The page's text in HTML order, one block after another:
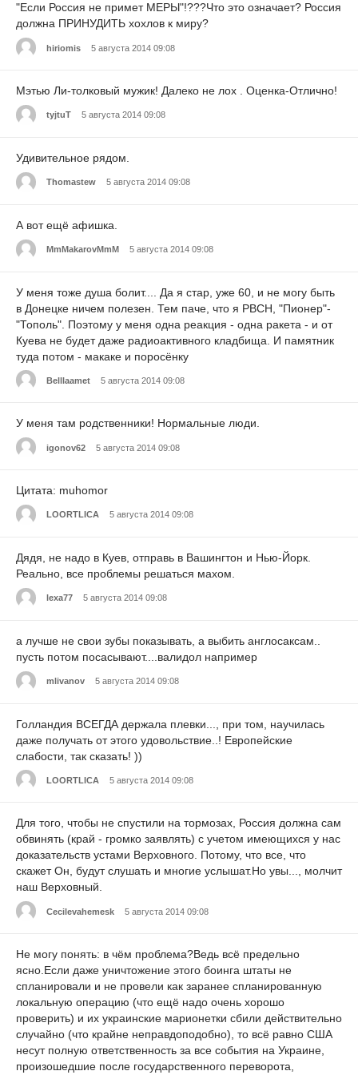
"Если Россия не примет МЕРЫ"!???Что это означает? Россия
должна ПРИНУДИТЬ хохлов к миру?
hiriomis 5 августа 2014 09:08
Мэтью Ли-толковый мужик! Далеко не лох . Оценка-Отлично!
tyjtuT 5 августа 2014 09:08
Удивительное рядом.
Thomastew 5 августа 2014 09:08
А вот ещё афишка.
MmMakarovMmM 5 августа 2014 09:08
У меня тоже душа болит.... Да я стар, уже 60, и не могу быть
в Донецке ничем полезен. Тем паче, что я РВСН, "Пионер"-
"Тополь". Поэтому у меня одна реакция - одна ракета - и от
Куева не будет даже радиоактивного кладбища. И памятник
туда потом - макаке и поросёнку
Belllaamet 5 августа 2014 09:08
У меня там родственники! Нормальные люди.
igonov62 5 августа 2014 09:08
Цитата: muhomor
LOORTLICA 5 августа 2014 09:08
Дядя, не надо в Куев, отправь в Вашингтон и Нью-Йорк.
Реально, все проблемы решаться махом.
lexa77 5 августа 2014 09:08
а лучше не свои зубы показывать, а выбить англосаксам..
пусть потом посасывают....валидол например
mlivanov 5 августа 2014 09:08
Голландия ВСЕГДА держала плевки..., при том, научилась
даже получать от этого удовольствие..! Европейские
слабости, так сказать! ))
LOORTLICA 5 августа 2014 09:08
Для того, чтобы не спустили на тормозах, Россия должна сам
обвинять (край - громко заявлять) с учетом имеющихся у нас
доказательств устами Верховного. Потому, что все, что
скажет Он, будут слушать и многие услышат.Но увы..., молчит
наш Верховный.
Cecilevahemesk 5 августа 2014 09:08
Не могу понять: в чём проблема?Ведь всё предельно
ясно.Если даже уничтожение этого боинга штаты не
спланировали и не провели как заранее спланированную
локальную операцию (что ещё надо очень хорошо
проверить) и их украинские марионетки сбили действительно
случайно (что крайне неправдоподобно), то всё равно США
несут полную ответственность за все события на Украине,
произошедшие после государственного переворота,